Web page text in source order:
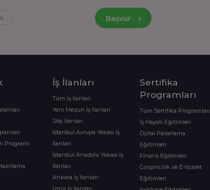
Başvur
Programı
İş İlanları
Tüm İş İlanları
Yeni Mezun İş İlanları
Staj İlanları
İstanbul Avrupa Yakası İş
İlanları
İstanbul Anadolu Yakası İş
İlanları
Ankara İş İlanları
İzmir İş İlanları
Sertifika
Programları
Tüm Sertifika Programları
İş Hayatı Eğitimleri
Dijital Pazarlama
Eğitimleri
Finans Eğitimleri
Girişimcilik ve E-ticaret
Eğitimleri